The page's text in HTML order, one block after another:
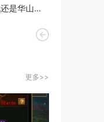
放置江湖究竟是武当威武还是华山出众
更多>>